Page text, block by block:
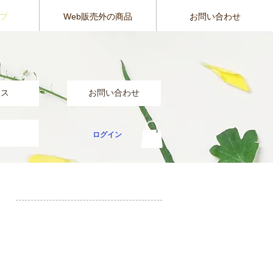
Web販売外の商品 お問い合わせ
お問い合わせ
ログイン